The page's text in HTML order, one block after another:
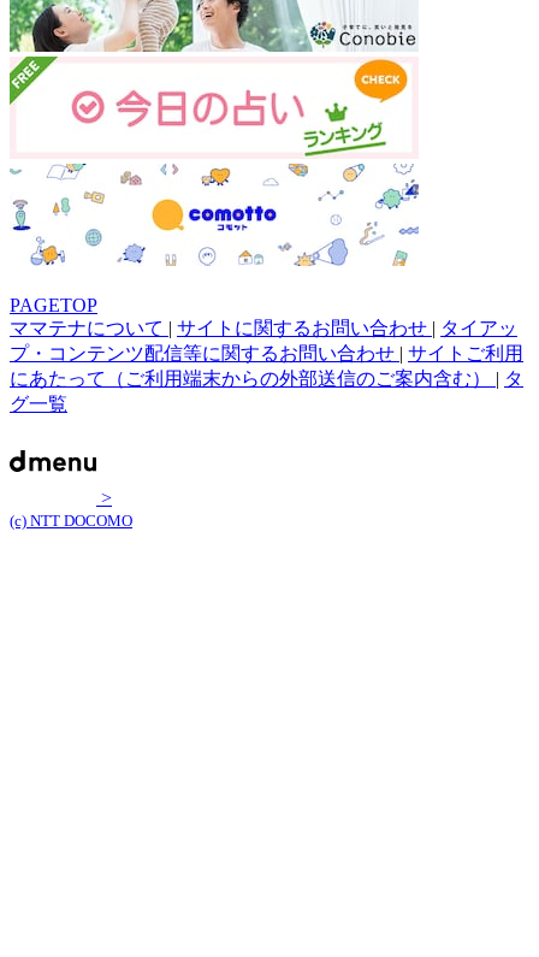
PAGETOP
ママテナについて | サイトに関するお問い合わせ | タイアッ
プ・コンテンツ配信等に関するお問い合わせ | サイトご利用
にあたって（ご利用端末からの外部送信のご案内含む） | タ
グ一覧
>
(c) NTT DOCOMO